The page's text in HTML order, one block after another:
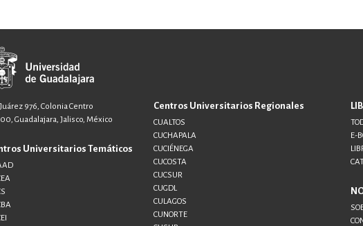
976, Colonia Centro
Guadalajara, Jalisco, México
Universitarios Temáticos
Centros Universitarios Regionales
CUALTOS
CUCHAPALA
CUCIÉNEGA
CUCOSTA
CUCSUR
CUGDL
CULAGOS
CUNORTE
E-